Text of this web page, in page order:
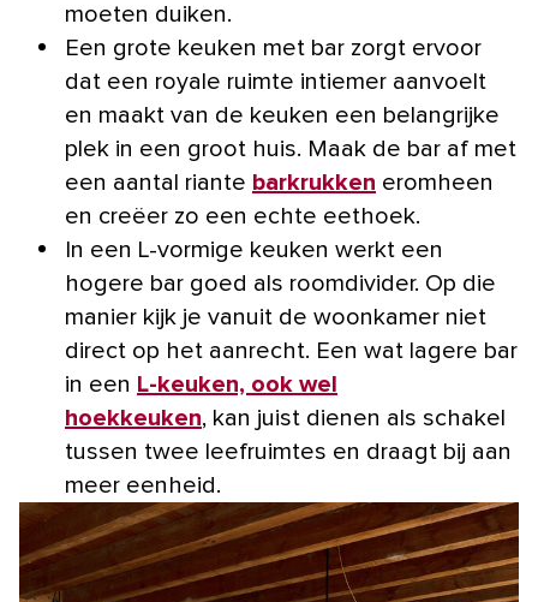
moeten duiken.
Een grote keuken met bar zorgt ervoor
dat een royale ruimte intiemer aanvoelt
en maakt van de keuken een belangrijke
plek in een groot huis. Maak de bar af met
een aantal riante barkrukken eromheen
en creëer zo een echte eethoek.
In een L-vormige keuken werkt een
hogere bar goed als roomdivider. Op die
manier kijk je vanuit de woonkamer niet
direct op het aanrecht. Een wat lagere bar
in een L-keuken, ook wel
hoekkeuken, kan juist dienen als schakel
tussen twee leefruimtes en draagt bij aan
meer eenheid.